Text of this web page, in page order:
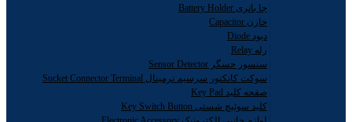
جا باتری Battery Holder
خازن Capacitor
دیود Diode
رله Relay
سنسور حسگر Sensor Detector
سوکت کانکتور سرسیم ترمینال Sucket Connector Terminal
صفحه کلید Key Pad
کلید سوئیچ شستی Key Switch Button